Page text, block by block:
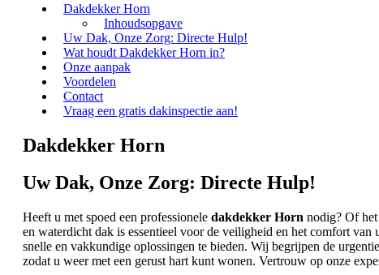
Dakdekker Horn
Inhoudsopgave
Uw Dak, Onze Zorg: Directe Hulp!
Wat houdt Dakdekker Horn in?
Onze aanpak
Voordelen
Contact
Vraag een gratis dakinspectie aan!
Dakdekker Horn
Uw Dak, Onze Zorg: Directe Hulp!
Heeft u met spoed een professionele dakdekker Horn nodig? Of
en waterdicht dak is essentieel voor de veiligheid en het comfort
snelle en vakkundige oplossingen te bieden. Wij begrijpen de
zodat u weer met een gerust hart kunt wonen. Vertrouw op onze